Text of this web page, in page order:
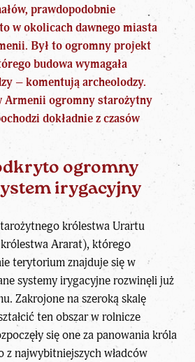
, prawdopodobnie
w okolicach dawnego miasta
Był to ogromny projekt
budowa wymagała
– komentują archeolodzy.
Armenii ogromny starożytny
dokładnie z czasów
ogromny
irygacyjny
królestwa Urartu
Ararat), którego
terytorium znajduje się w
systemy irygacyjne rozwinęli już
Zakrojone na szeroką skalę
ten obszar w rolnicze
się one za panowania króla
z najwybitniejszych władców